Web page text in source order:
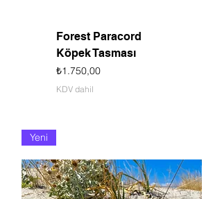
Forest Paracord
Köpek Tasması
Fiyat
₺1.750,00
KDV dahil
Yeni